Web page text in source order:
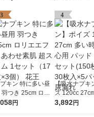
3
キン 特に多い昼
羽つき 25cm ロリ
フ しあわせ素肌
円
4
【吸水ナプキ
ズ 120cc
も安心用 パッ
3,892円